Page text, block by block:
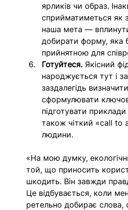
ярликів чи образ.
сприйматиметься як
наша мета —
добирати форму, яка
прийнятною для
Готуйтеся. Якісний
народжується тут і
заздалегідь
сформулювати
підготувати
також чіткий «call to
людини.
«На мою думку,
той, що приносить
шкодить. Він завжди
Це відбувається, коли
ретельно добирає слова,